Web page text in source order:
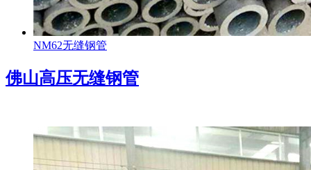
NM62无缝钢管
佛山高压无缝钢管